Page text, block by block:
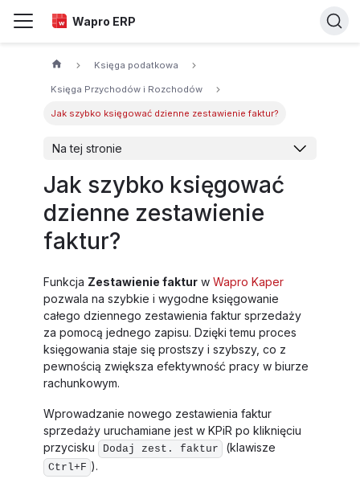
Wapro ERP
Księga podatkowa
Księga Przychodów i Rozchodów
Jak szybko księgować dzienne zestawienie faktur?
Na tej stronie
Jak szybko księgować
dzienne zestawienie
faktur?
Funkcja Zestawienie faktur w Wapro Kaper
pozwala na szybkie i wygodne księgowanie
całego dziennego zestawienia faktur sprzedaży
za pomocą jednego zapisu. Dzięki temu proces
księgowania staje się prostszy i szybszy, co z
pewnością zwiększa efektywność pracy w biurze
rachunkowym.
Wprowadzanie nowego zestawienia faktur
sprzedaży uruchamiane jest w KPiR po kliknięciu
przycisku
Dodaj zest. faktur (klawisze
Ctrl+F ).